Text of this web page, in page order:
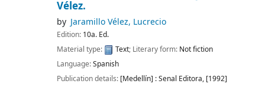
Vélez.
by Jaramillo Vélez, Lucrecio
Edition: 10a. Ed.
Material type:
Text; Literary form: Not fiction
Language:Spanish
Publication details: [Medellín] :Senal Editora, [1992]